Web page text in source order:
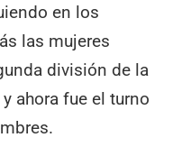
en los
las mujeres
división de la
ahora fue el turno